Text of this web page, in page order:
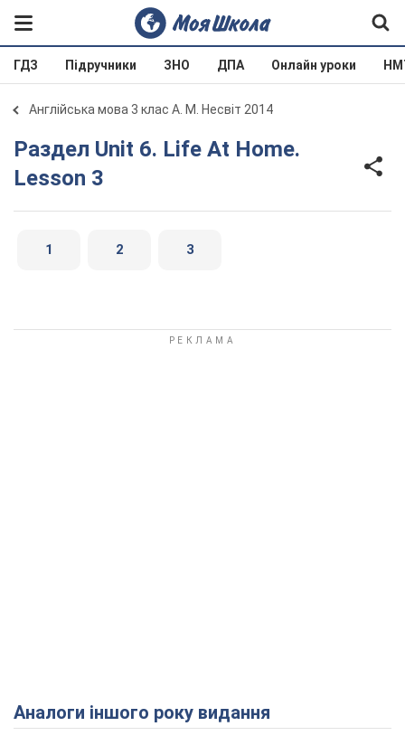
ГДЗ Підручники ЗНО ДПА Онлайн уроки
Англійська мова 3 клас А. М. Несвіт 2014
Раздел Unit 6. Life At Home.
Lesson 3
1 2 3
Play Video
Аналоги іншого року видання